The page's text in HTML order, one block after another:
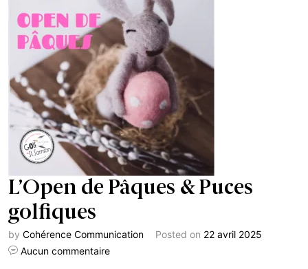
L’Open de Pâques & Puces
golfiques
by Cohérence Communication Posted on 22 avril 2025
Aucun commentaire